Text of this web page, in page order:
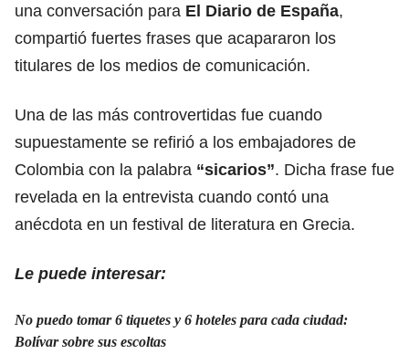
una conversación para El Diario de España,
compartió fuertes frases que acapararon los
titulares de los medios de comunicación.
Una de las más controvertidas fue cuando
supuestamente se refirió a los embajadores de
Colombia con la palabra “sicarios”. Dicha frase fue
revelada en la entrevista cuando contó una
anécdota en un festival de literatura en Grecia.
Le puede interesar:
No puedo tomar 6 tiquetes y 6 hoteles para cada ciudad:
Bolívar sobre sus escoltas